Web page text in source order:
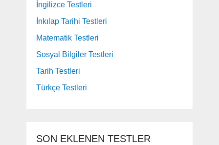
İngilizce Testleri
İnkılap Tarihi Testleri
Matematik Testleri
Sosyal Bilgiler Testleri
Tarih Testleri
Türkçe Testleri
SON EKLENEN TESTLER